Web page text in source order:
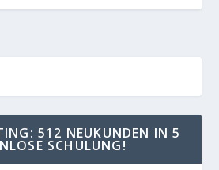
512 NEUKUNDEN IN 5
SCHULUNG!